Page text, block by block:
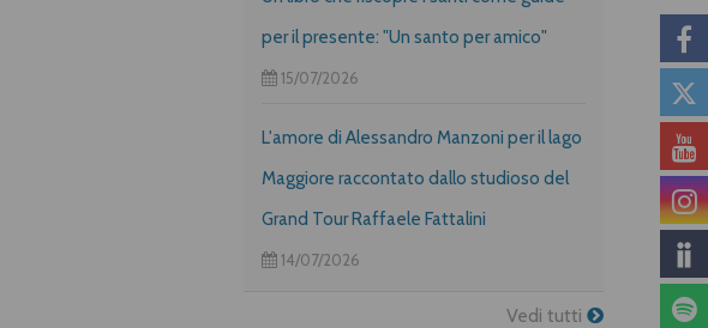
per il presente: "Un santo per amico"
15/07/2026
L'amore di Alessandro Manzoni per il lago
Maggiore raccontato dallo studioso del
Grand Tour Raffaele Fattalini
14/07/2026
Vedi tutti